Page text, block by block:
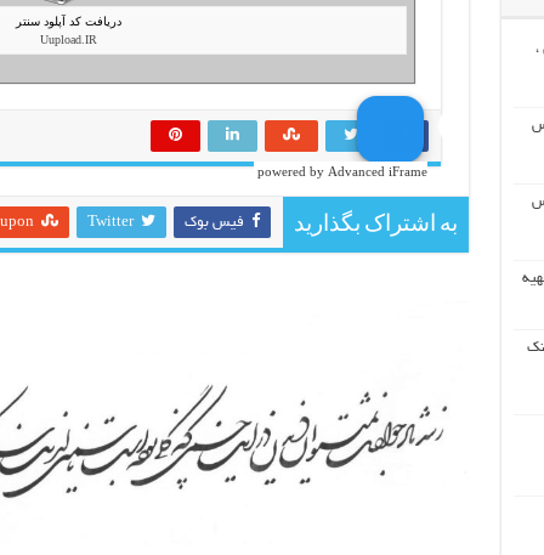
powered by Advanced iFrame
به اشتراک بگذارید فیس بوک Twitter